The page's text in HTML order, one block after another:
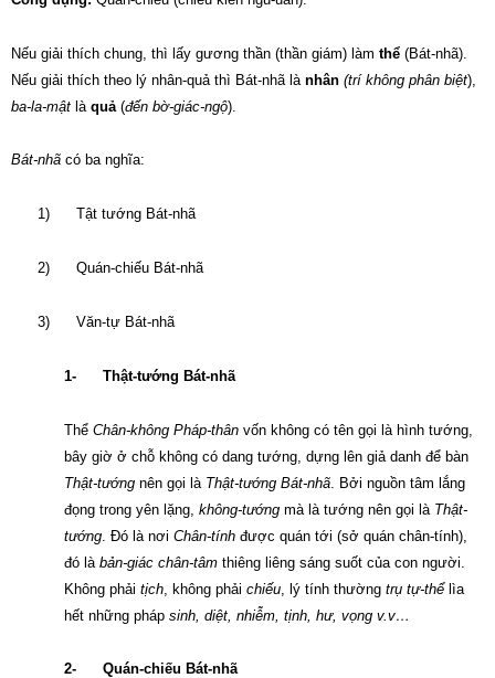
Nếu giải thích chung, thì lấy gương thần (thần giám) làm thể (Bát-nhã).
Nếu giải thích theo lý nhân-quả thì Bát-nhã là nhân (trí không phân biệt),
ba-la-mật là quả (đến bờ-giác-ngộ).
Bát-nhã có ba nghĩa:
1) Tật tướng Bát-nhã
2) Quán-chiếu Bát-nhã
3) Văn-tự Bát-nhã
1- Thật-tướng Bát-nhã
Thể Chân-không Pháp-thân vốn không có tên gọi là hình tướng,
bây giờ ở chỗ không có dang tướng, dựng lên giả danh để bàn
Thật-tướng nên gọi là Thật-tướng Bát-nhã. Bởi nguồn tâm lắng
đọng trong yên lặng, không-tướng mà là tướng nên gọi là Thật-
tướng. Đó là nơi Chân-tính được quán tới (sở quán chân-tính),
đó là bản-giác chân-tâm thiêng liêng sáng suốt của con người.
Không phải tịch, không phải chiếu, lý tính thường trụ tự-thểlìa
hết những pháp sinh, diệt, nhiễm, tịnh, hư, vọng v.v…
2- Quán-chiếu Bát-nhã